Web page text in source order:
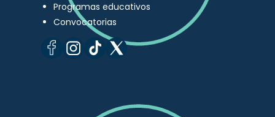
Programas educativos
Convocatorias